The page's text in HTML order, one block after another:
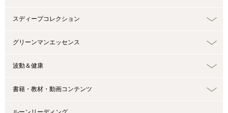
スディープコレクション
グリーンマンエッセンス
波動＆健康
書籍・教材・動画コンテンツ